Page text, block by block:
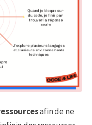
afin de ne